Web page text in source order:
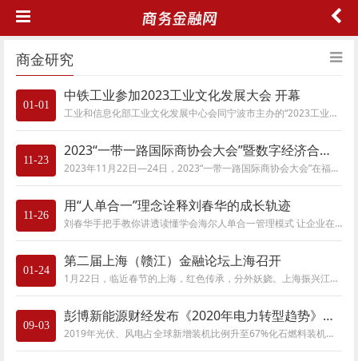
商金研究
01-01
中铁工业参加2023工业文化发展大会 开幕
工业和信息化部工业文化发展中心会同宁波市主办的“2023工业文化发展大会”在宁波市举行。工业和信息化部党组成员、副部长辛国斌，浙江省人民政
11-23
2023“一带一路国际商协会大会”暨数字经济合作论坛在榕召开
​2023年11月22日—24日，2023“一带一路国际商协会大会”在福州市数字中国会展中心举办。作为大会的重要组成部分，数字经济合作论坛于11月22日下午
11-26
用“人单合一”理念诠释刘春华的成长轨迹
刘春华手把手教你讲透读懂学会海尔人单合一管理模式 让企业在物联网时代脱胎换骨 50个真实案例，你想知道的海尔成功基因，都在这里了 全
01-24
第二届上海（赣江）金融论坛上海召开
1月22日，临近春节的上海，红色传承，分外妖娆。上海振兴江西促进会金融分会会员代表齐聚一堂，尽管窗外寒雨绵绵，室内却豪情似火。与会人员共
09-03
彭博新能源财经发布《2020年电力转型趋势》报告
2019年光伏、风电占全球新增装机比例升至67%化石燃料装机占比下滑至25%光伏发电是澳大利亚、印度、意大利、纳米比亚、乌拉圭和美国等数十个国家2019